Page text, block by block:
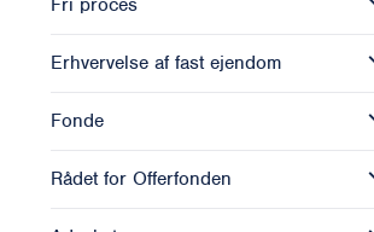
Fri proces
Erhvervelse af fast ejendom
Fonde
Rådet for Offerfonden